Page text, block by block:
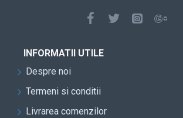
INFORMATII UTILE
Despre noi
Termeni si conditii
Livrarea comenzilor